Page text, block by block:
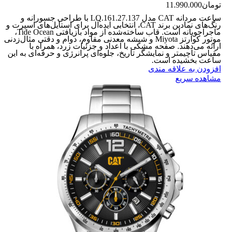
تومان11.990.000
ساعت مردانه CAT مدل LQ.161.27.137 با طراحی جسورانه و
رنگ‌های نمادین برند CAT، انتخابی ایده‌آل برای استایل‌های اسپرت و
ماجراجویانه است. قاب ساخته‌شده از مواد بازیافتی Tide Ocean،
موتور کوارتز Miyota و شیشه معدنی مقاوم، دوام و دقتی مثال‌زدنی
ارائه می‌دهند. صفحه مشکی با اعداد و جزئیات زرد، همراه با
مقیاس تاچیمتر و نمایشگر تاریخ، جلوه‌ای پرانرژی و حرفه‌ای به این
ساعت بخشیده است.
افزودن به علاقه مندی
مشاهده سریع